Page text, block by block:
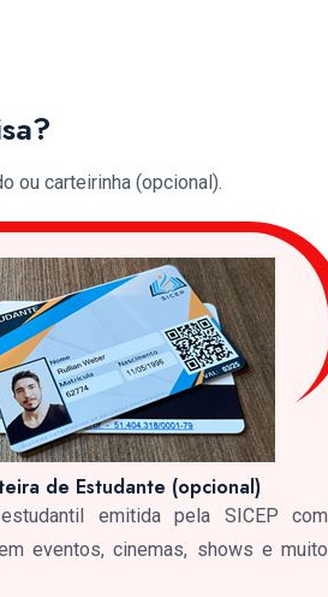
ou carteirinha (opcional).
de Estudante (opcional)
estudantil emitida pela SICEP com
eventos, cinemas, shows e muito